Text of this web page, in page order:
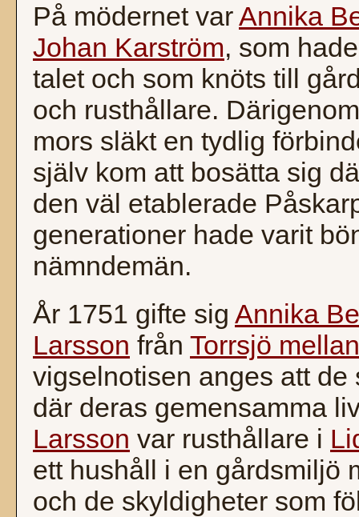
På mödernet varAnnika
Johan Karström, som
talet och som knöts till
och rusthållare.
mors släkt en tydlig
själv kom att bosätta sig
den väl etablerade
generationer hade varit
nämndemän.
År 1751 gifte sig Annika
Larsson från Torrsjö
vigselnotisen anges att
där deras gemensamma
Larsson var rusthållare i
ett hushåll i en gårdsmiljö
och de skyldigheter som